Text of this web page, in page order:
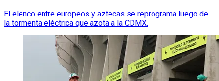
El elenco entre europeos y aztecas se reprograma luego de
la tormenta eléctrica que azota a la CDMX.